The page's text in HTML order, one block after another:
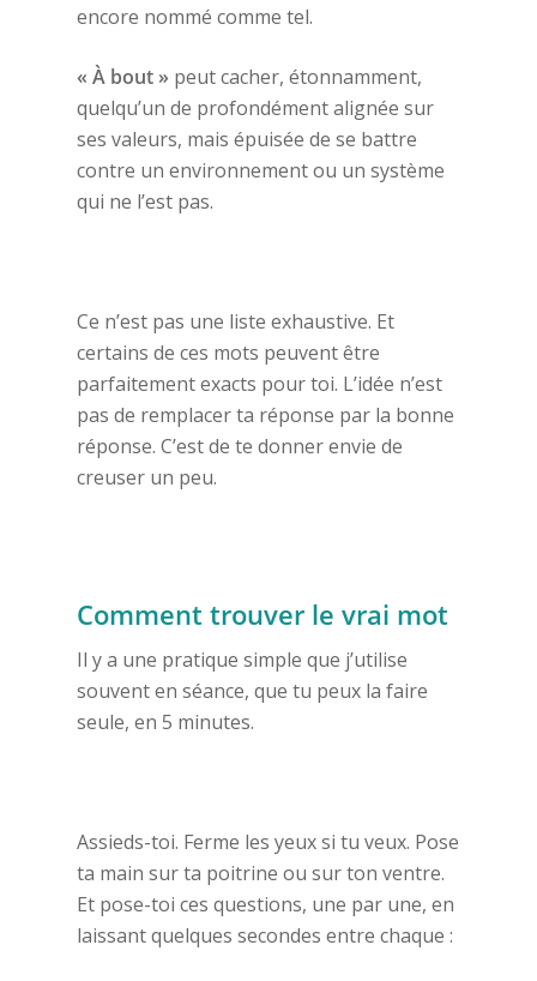
encore nommé comme tel.
« À bout » peut cacher, étonnamment,
quelqu’un de profondément alignée sur
ses valeurs, mais épuisée de se battre
contre un environnement ou un système
qui ne l’est pas.
Ce n’est pas une liste exhaustive. Et
certains de ces mots peuvent être
parfaitement exacts pour toi. L’idée n’est
pas de remplacer ta réponse par la bonne
réponse. C’est de te donner envie de
creuser un peu.
Comment trouver le vrai mot
Il y a une pratique simple que j’utilise
souvent en séance, que tu peux la faire
seule, en 5 minutes.
Assieds-toi. Ferme les yeux si tu veux. Pose
ta main sur ta poitrine ou sur ton ventre.
Et pose-toi ces questions, une par une, en
laissant quelques secondes entre chaque :
Evènements
Blog
Témoignages